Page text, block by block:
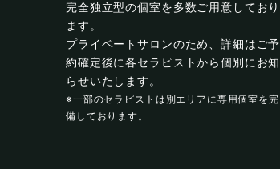
完全独立型の個室を多数ご用意しており
ます。
プライベートサロンのため、詳細はご予
約確定後に各セラピストから個別にお知
らせいたします。
※一部のセラピストは別エリアに専用個室を完
備しております。